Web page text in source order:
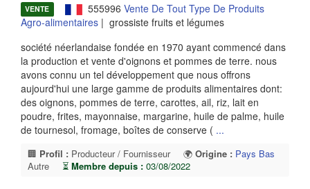
VENTE 555996 Vente De Tout Type De Produits
Agro-alimentaires | grossiste fruits et légumes
société néerlandaise fondée en 1970 ayant commencé dans
la production et vente d'oignons et pommes de terre. nous
avons connu un tel développement que nous offrons
aujourd'hui une large gamme de produits alimentaires dont:
des oignons, pommes de terre, carottes, ail, riz, lait en
poudre, frites, mayonnaise, margarine, huile de palme, huile
de tournesol, fromage, boîtes de conserve ( ...
🏢 Profil : Producteur / Fournisseur 🌍 Origine : Pays Bas
Autre
⏳ Membre depuis : 03/08/2022